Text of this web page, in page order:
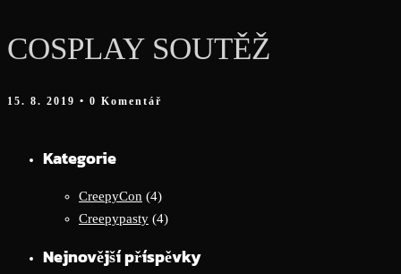
COSPLAY SOUTĚŽ
15. 8. 2019 • 0 Komentář
Kategorie
CreepyCon (4)
Creepypasty (4)
Nejnovější příspěvky